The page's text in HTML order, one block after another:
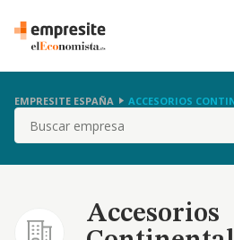
EMPRESITE ESPAÑA ACCESORIOS
Buscar
Accesorios